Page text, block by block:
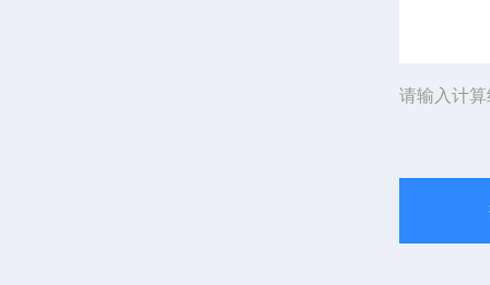
请输入计